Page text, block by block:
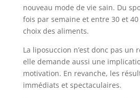
nouveau mode de vie sain. Du
fois par semaine et entre 30 et
choix des aliments.
La liposuccion n’est donc pas un
elle demande aussi une
motivation. En revanche, les
immédiats et spectaculaires.